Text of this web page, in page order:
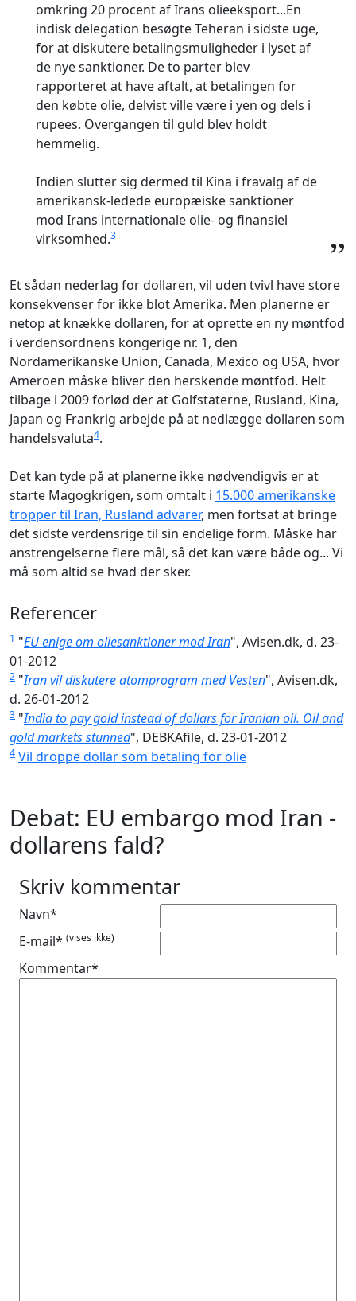
omkring 20 procent af Irans olieeksport...En
indisk delegation besøgte Teheran i sidste uge,
for at diskutere betalingsmuligheder i lyset af
de nye sanktioner. De to parter blev
rapporteret at have aftalt, at betalingen for
den købte olie, delvist ville være i yen og dels i
rupees. Overgangen til guld blev holdt
hemmelig.
Indien slutter sig dermed til Kina i fravalg af de
amerikansk-ledede europæiske sanktioner
mod Irans internationale olie- og finansiel
virksomhed.3 ”
Et sådan nederlag for dollaren, vil uden tvivl have store
konsekvenser for ikke blot Amerika. Men planerne er
netop at knække dollaren, for at oprette en ny møntfod
i verdensordnens kongerige nr. 1, den
Nordamerikanske Union, Canada, Mexico og USA, hvor
Ameroen måske bliver den herskende møntfod. Helt
tilbage i 2009 forlød der at Golfstaterne, Rusland, Kina,
Japan og Frankrig arbejde på at nedlægge dollaren som
handelsvaluta4.
Det kan tyde på at planerne ikke nødvendigvis er at
starte Magogkrigen, som omtalt i 15.000 amerikanske
tropper til Iran, Rusland advarer, men fortsat at bringe
det sidste verdensrige til sin endelige form. Måske har
anstrengelserne flere mål, så det kan være både og... Vi
må som altid se hvad der sker.
Referencer
1 "EU enige om oliesanktioner mod Iran", Avisen.dk, d. 23-
01-2012
2 "Iran vil diskutere atomprogram med Vesten", Avisen.dk,
d. 26-01-2012
3 "India to pay gold instead of dollars for Iranian oil. Oil and
gold markets stunned", DEBKAfile, d. 23-01-2012
4 Vil droppe dollar som betaling for olie
Debat: EU embargo mod Iran -
dollarens fald?
Skriv kommentar
Navn*
E-mail* (vises ikke)
Kommentar*